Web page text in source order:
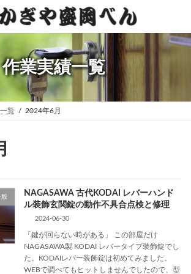
作業実績一覧
覧 2024年6月
般
NAGASAWA 古代KODAI レバーハンド
ル装飾玄関錠の動作不具合点検と修理
2024-06-30
「鍵が回らない時がある」 この部屋だけ
NAGASAWA製 KODAI レバータイプ装飾錠でし
た。KODAIレバー装飾錠は初めてみました。
WEBで調べてもヒットしませんでしたので、型